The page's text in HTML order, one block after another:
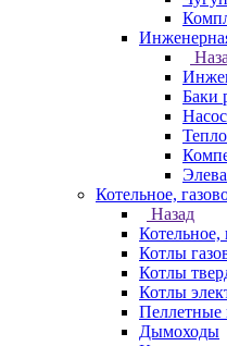
Баки
Котельное,
Назад
Котельное,
Котлы
Котлы
Котлы
Пеллетные
Дымоходы